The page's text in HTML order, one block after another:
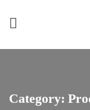
Category: